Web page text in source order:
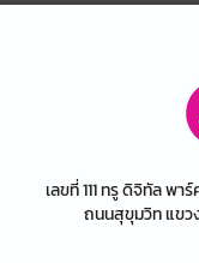
เลขที่ 111 ทรู ดิจิทัล พ
ถนนสุขุมวิท แขว